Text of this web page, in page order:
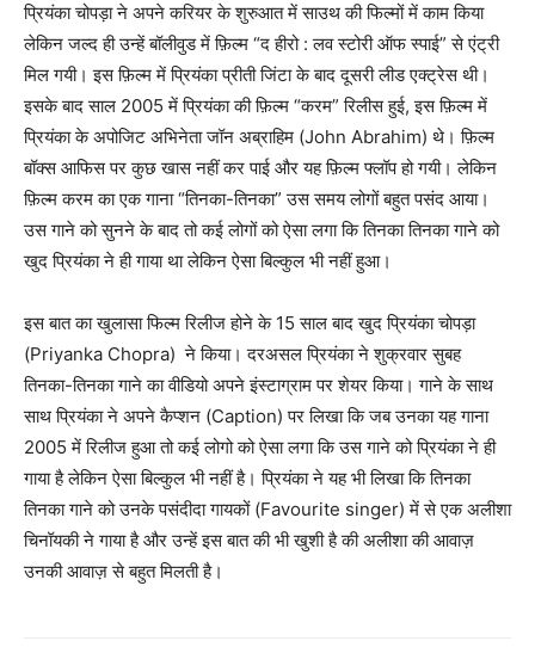
प्रियंका चोपड़ा ने अपने करियर के शुरुआत में साउथ की फिल्मों में काम किया
लेकिन जल्द ही उन्हें बॉलीवुड में फ़िल्म “द हीरो : लव स्टोरी ऑफ स्पाई” से एंट्री
मिल गयी। इस फ़िल्म में प्रियंका प्रीती जिंटा के बाद दूसरी लीड एक्ट्रेस थी।
इसके बाद साल 2005 में प्रियंका की फ़िल्म “करम” रिलीस हुई, इस फ़िल्म में
प्रियंका के अपोजिट अभिनेता जॉन अब्राहिम (John Abrahim) थे। फ़िल्म
बॉक्स आफिस पर कुछ खास नहीं कर पाई और यह फ़िल्म फ्लॉप हो गयी। लेकिन
फ़िल्म करम का एक गाना “तिनका-तिनका” उस समय लोगों बहुत पसंद आया।
उस गाने को सुनने के बाद तो कई लोगों को ऐसा लगा कि तिनका तिनका गाने को
खुद प्रियंका ने ही गाया था लेकिन ऐसा बिल्कुल भी नहीं हुआ।
इस बात का खुलासा फिल्म रिलीज होने के 15 साल बाद खुद प्रियंका चोपड़ा
(Priyanka Chopra) ने किया। दरअसल प्रियंका ने शुक्रवार सुबह
तिनका-तिनका गाने का वीडियो अपने इंस्टाग्राम पर शेयर किया। गाने के साथ
साथ प्रियंका ने अपने कैप्शन (Caption) पर लिखा कि जब उनका यह गाना
2005 में रिलीज हुआ तो कई लोगो को ऐसा लगा कि उस गाने को प्रियंका ने ही
गाया है लेकिन ऐसा बिल्कुल भी नहीं है। प्रियंका ने यह भी लिखा कि तिनका
तिनका गाने को उनके पसंदीदा गायकों (Favourite singer) में से एक अलीशा
चिनॉयकी ने गाया है और उन्हें इस बात की भी खुशी है की अलीशा की आवाज़
उनकी आवाज़ से बहुत मिलती है।